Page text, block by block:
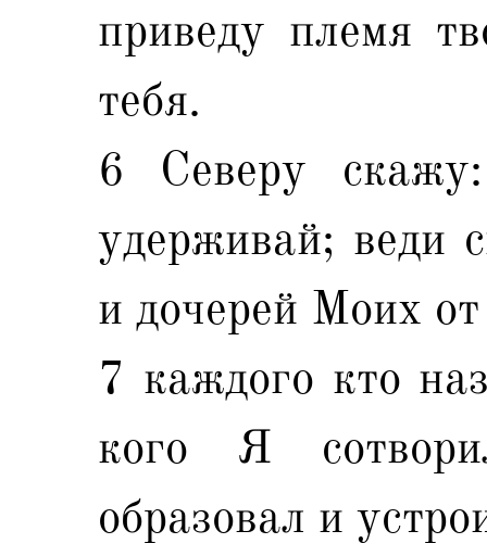
приведу племя
тебя.
6 Северу
удерживай; веди
и дочерей Моих
7 каждого кто
кого Я
образовал и